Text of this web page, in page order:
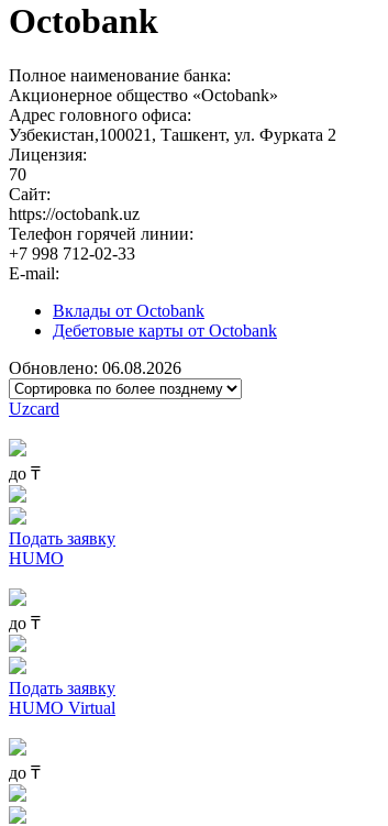
Octobank
Полное наименование банка:
Акционерное общество «Octobank»
Адрес головного офиса:
Узбекистан,100021, Ташкент, ул. Фурката 2
Лицензия:
70
Сайт:
https://octobank.uz
Телефон горячей линии:
+7 998 712-02-33
E-mail:
Вклады от Octobank
Дебетовые карты от Octobank
Обновлено: 06.08.2026
Uzcard
до ₸
Подать заявку
HUMO
до ₸
Подать заявку
HUMO Virtual
до ₸